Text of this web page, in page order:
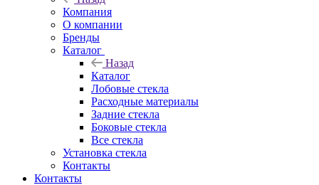
Компания
О компании
Бренды
Каталог
Назад
Каталог
Лобовые стекла
Расходные материалы
Задние стекла
Боковые стекла
Все стекла
Установка стекла
Контакты
Контакты